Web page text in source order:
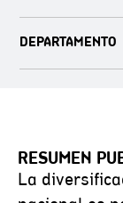
DEPARTAMENTO
RESUMEN
La